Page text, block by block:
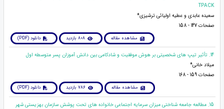
TPACK
سعیده عابدی و عطیه اولیائی ترشیزی*
صفحات 147 - 158
مشاهده مقاله 808 بازدید دانلود (PDF)
14. تأثیر تیپ های شخصیتی بر هوش موفقیت و شادکامی بین دانش آموزان پسر متوسطه اول
میلاد خانی*
صفحات 159 - 168
مشاهده مقاله 786 بازدید دانلود (PDF)
15. مطالعه جامعه شناختی میزان سرمایه اجتماعی خانواده های تحت پوشش سازمان بهزیستی شهر